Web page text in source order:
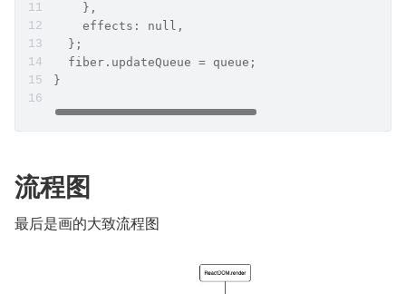
    },
    effects: null,
  };
  fiber.updateQueue = queue;
}
流程图
最后是画的大致流程图